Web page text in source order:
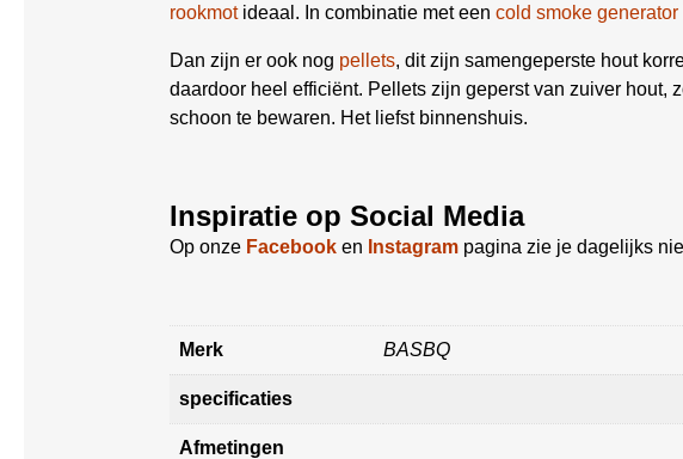
rookmotideaal. In combinatie met een cold smoke generator
Dan zijn er ook nog pellets, dit zijn samengeperste hout
daardoor heel efficiënt. Pellets zijn geperst van zuiver hout,
schoon te bewaren. Het liefst binnenshuis.
Inspiratie op Social Media
Op onze Facebook en Instagram pagina zie je dagelijks
Merk BASBQ
specificaties
Afmetingen